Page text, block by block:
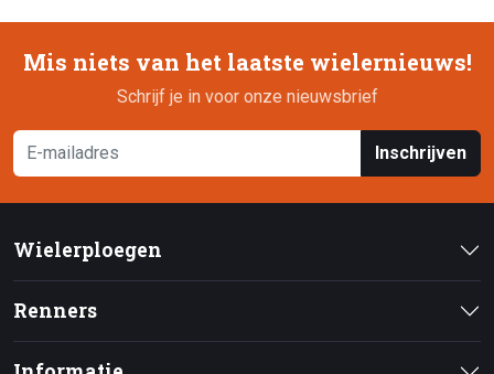
Mis niets van het laatste wielernieuws!
Schrijf je in voor onze nieuwsbrief
Inschrijven
Wielerploegen
Renners